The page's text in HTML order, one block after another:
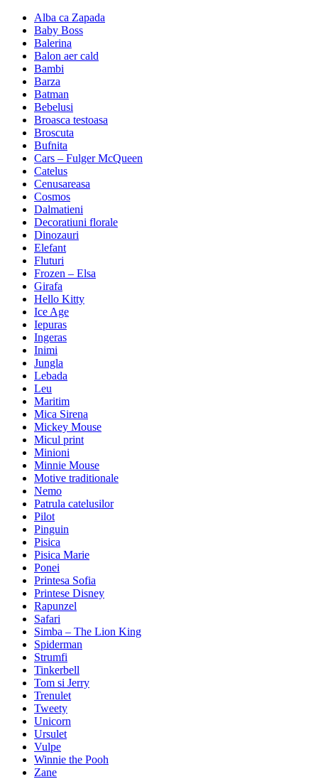
Alba ca Zapada
Baby Boss
Balerina
Balon aer cald
Bambi
Barza
Batman
Bebelusi
Broasca testoasa
Broscuta
Bufnita
Cars – Fulger McQueen
Catelus
Cenusareasa
Cosmos
Dalmatieni
Decoratiuni florale
Dinozauri
Elefant
Fluturi
Frozen – Elsa
Girafa
Hello Kitty
Ice Age
Iepuras
Ingeras
Inimi
Jungla
Lebada
Leu
Maritim
Mica Sirena
Mickey Mouse
Micul print
Minioni
Minnie Mouse
Motive traditionale
Nemo
Patrula catelusilor
Pilot
Pinguin
Pisica
Pisica Marie
Ponei
Printesa Sofia
Printese Disney
Rapunzel
Safari
Simba – The Lion King
Spiderman
Strumfi
Tinkerbell
Tom si Jerry
Trenulet
Tweety
Unicorn
Ursulet
Vulpe
Winnie the Pooh
Zane